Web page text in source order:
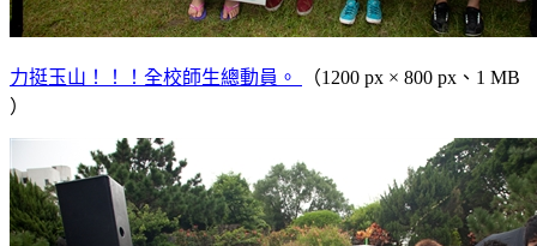
力挺玉山！！！全校師生總動員。
（1200 px × 800 px、1 MB
）